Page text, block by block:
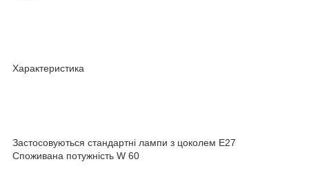
Характеристика
Застосовуються стандартні лампи з цоколем Е27
Споживана потужність W 60